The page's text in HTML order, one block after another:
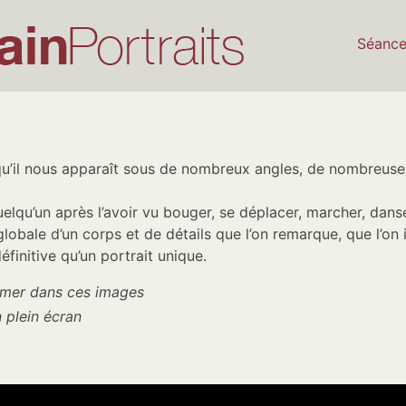
nous apparaît sous de nombreux angles, de
après l’avoir vu bouger, se déplacer, marcher,
d’un corps et de détails que l’on remarque, que l’on
qu’un portrait unique.
dans ces images
plein écran